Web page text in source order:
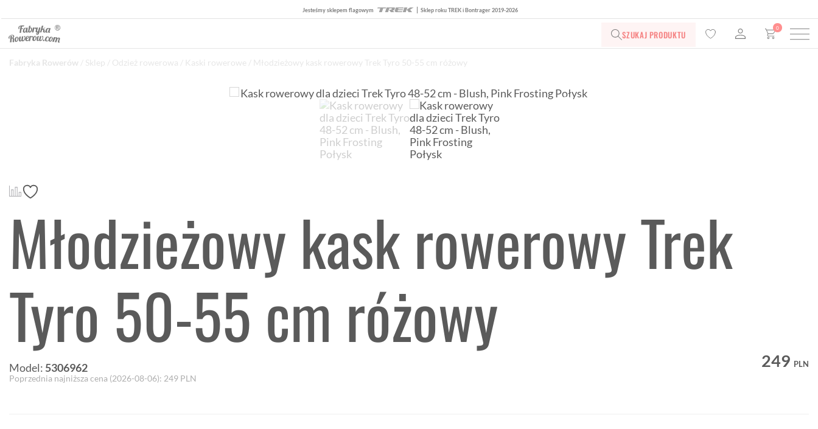
Jesteśmy sklepem flagowym Sklep roku TREK i Bontrager 2019-2026
SZUKAJ PRODUKTU
0
Fabryka Rowerów Sklep Odzież rowerowa Kaski rowerowe / Młodzieżowy kask rowerowy Trek Tyro 50-55 cm różowy
Młodzieżowy kask rowerowy Trek
Tyro 50-55 cm różowy
Model: 5306962 249 PLN
Poprzednia najniższa cena (2026-08-06): 249 PLN